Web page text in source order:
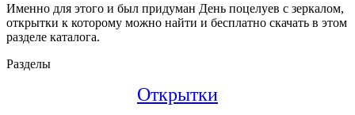
Именно для этого и был придуман День поцелуев с зеркалом,
открытки к которому можно найти и бесплатно скачать в этом
разделе каталога.
Разделы
Открытки